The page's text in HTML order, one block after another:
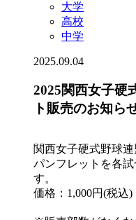
大学
高校
中学
2025.09.04
2025関西女子硬
ト販売のお知ら
関西女子硬式野球
パンフレットを各
す。
価格：1,000円(税